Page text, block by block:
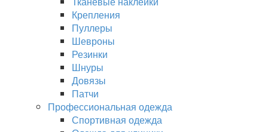
Крепления
Пуллеры
Шевроны
Резинки
Шнуры
Довязы
Патчи
Профессиональная одежда
Спортивная одежда